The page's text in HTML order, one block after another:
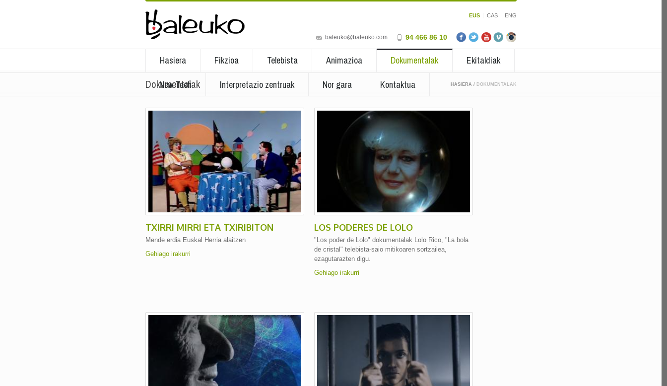
EUS CAS ENG
baleuko@baleuko.com 94 466 86 10
Hasiera Fikzioa Telebista Animazioa Dokumentalak
Ekitaldiak
New Tech
Interpretazio zentruak Nor gara Kontaktua
Dokumentalak HASIERA / DOKUMENTALAK
TXIRRI MIRRI ETA TXIRIBITON
Mende erdia Euskal Herria alaitzen
Gehiago irakurri
LOS PODERES DE LOLO
"Los poder de Lolo" dokumentalak Lolo Rico, "La bola
de cristal" telebista-saio mitikoaren sortzailea,
ezagutarazten digu.
Gehiago irakurri